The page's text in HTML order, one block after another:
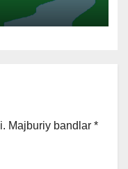
Majburiy bandlar *